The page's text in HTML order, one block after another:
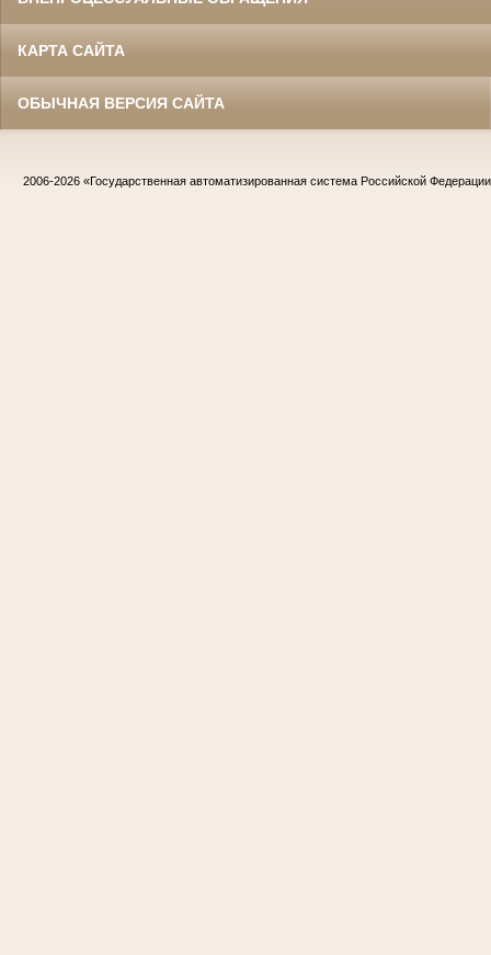
КАРТА САЙТА
ОБЫЧНАЯ ВЕРСИЯ САЙТА
2006-2026 «Государственная автоматизированная система Российской